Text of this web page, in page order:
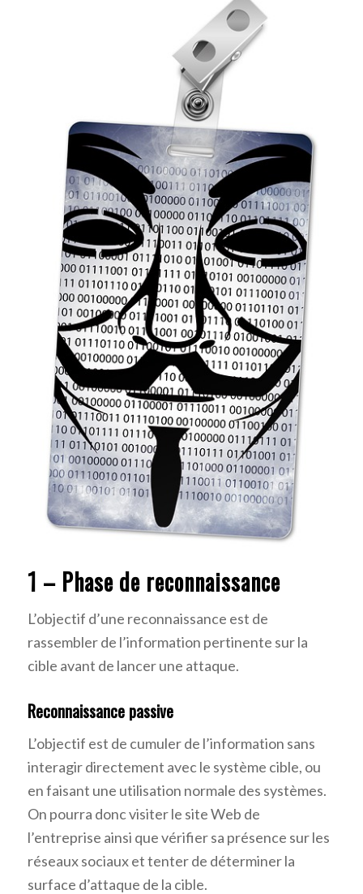
1 – Phase de reconnaissance
L’objectif d’une reconnaissance est de
rassembler de l’information pertinente sur la
cible avant de lancer une attaque.
Reconnaissance passive
L’objectif est de cumuler de l’information sans
interagir directement avec le système cible, ou
en faisant une utilisation normale des systèmes.
On pourra donc visiter le site Web de
l’entreprise ainsi que vérifier sa présence sur les
réseaux sociaux et tenter de déterminer la
surface d’attaque de la cible.